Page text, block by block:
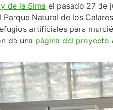
de la Sima el pasado 27 de
Natural de los
artificiales para
de una página del proyecto